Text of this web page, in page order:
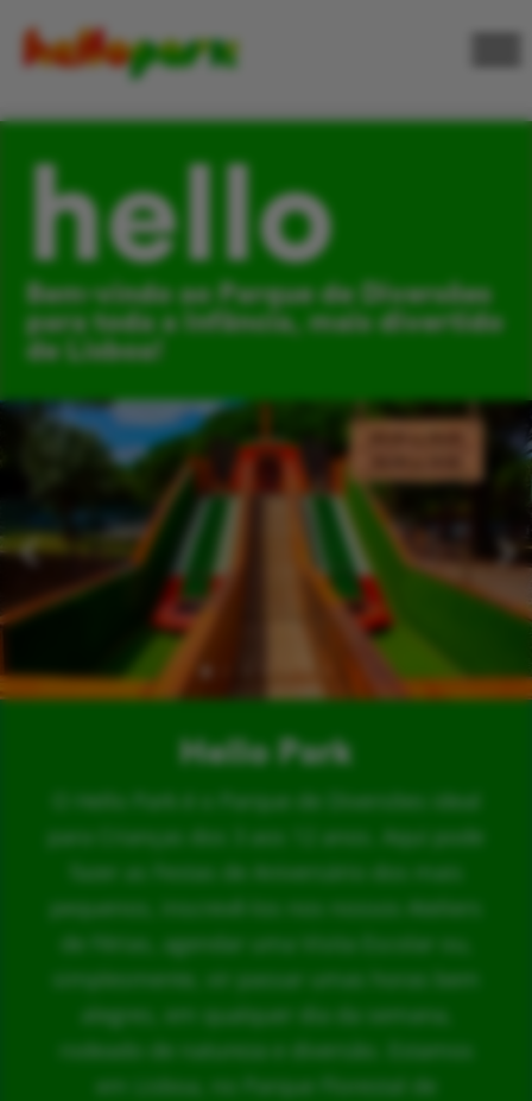
hello
Bem-vindo ao Parque de Diversões
para toda a Infância, mais divertido
de Lisboa!
Hello Park
O Hello Park é o Parque de Diversões ideal
para Crianças dos 3 aos 12 anos. Aqui pode
fazer as Festas de Aniversário dos mais
pequenos, inscrevê-los nos nossos Ateliers
de Férias, agendar uma Visita Escolar ou,
simplesmente, vir passar umas horas bem
alegres, em qualquer dia da semana,
rodeado de natureza e diversão. Estamos
em Lisboa, no Parque Florestal de